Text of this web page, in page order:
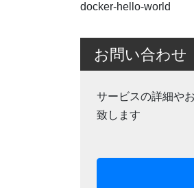
docker-hello-world
お問い合わせ
サービスの詳細や
致します